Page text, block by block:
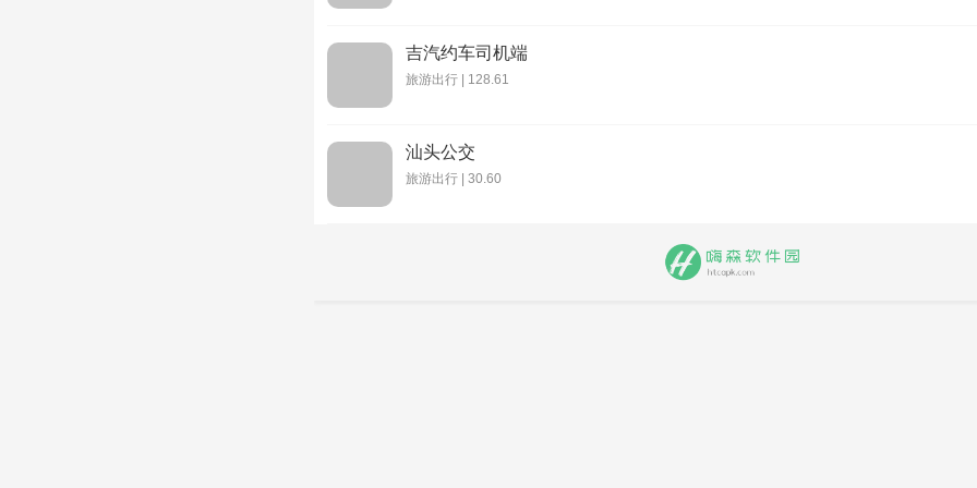
吉汽约车司机端
旅游出行 | 128.61
汕头公交
旅游出行 | 30.60